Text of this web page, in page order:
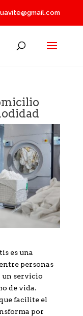
es una
personas
un servicio
de vida.
facilite el
por